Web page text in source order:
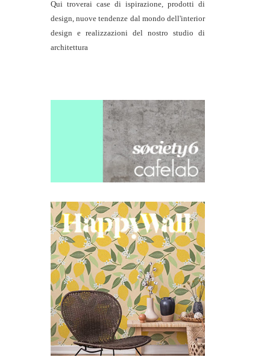
Qui troverai case di ispirazione, prodotti di
design, nuove tendenze dal mondo dell'interior
design e realizzazioni del nostro studio di
architettura